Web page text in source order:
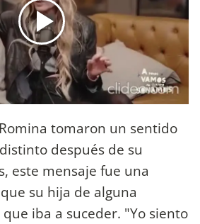
tomaron un sentido
después de su
este mensaje fue una
su hija de alguna
iba a suceder. "Yo siento